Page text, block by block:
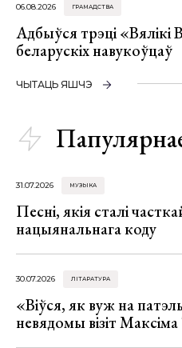
06.08.2026 ГРАМАДСТВА
Адбыўся трэці «Вялікі
беларускіх навукоўцаў
ЧЫТАЦЬ ЯШЧЭ
31.07.2026 МУЗЫКА
Песні, якія сталі
нацыянальнага коду
30.07.2026 ЛІТАРАТУРА
«Віўся, як вуж на
невядомы візіт